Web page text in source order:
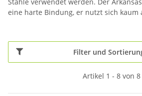
eine harte Bindung, er nutzt sich kaum
Filter und
Artikel 1 - 8 von 8